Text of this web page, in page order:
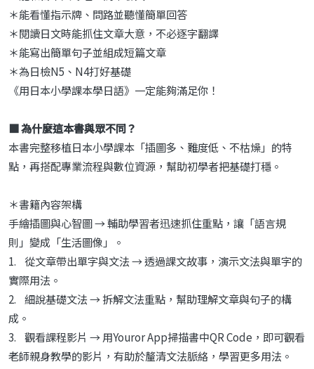
＊能看懂指示牌、問路並聽懂簡單回答
＊閱讀日文時能抓住文章大意，不必逐字翻譯
＊能寫出簡單句子並組成短篇文章
＊為日檢N5、N4打好基礎
《用日本小學課本學日語》一定能夠滿足你！
■ 為什麼這本書與眾不同？
本書完整移植日本小學課本「插圖多、難度低、不枯燥」的特
點，再搭配專業流程與數位資源，幫助初學者把基礎打穩。
＊書籍內容架構
手繪插圖與心智圖 → 輔助學習者迅速抓住重點，讓「語言規
則」變成「生活圖像」。
1. 從文章帶出單字與文法 → 透過課文故事，演示文法與單字的
實際用法。
2. 細說基礎文法 → 拆解文法重點，幫助理解文章與句子的構
成。
3. 觀看課程影片 → 用Youror App掃描書中QR Code，即可觀看
老師親身教學的影片，有助於釐清文法脈絡，學習更多用法。